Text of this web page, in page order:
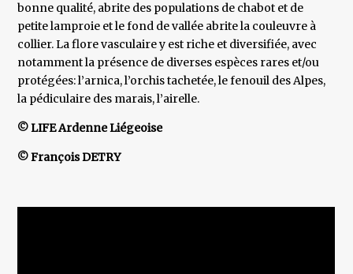
bonne qualité, abrite des populations de chabot et de
petite lamproie et le fond de vallée abrite la couleuvre à
collier. La flore vasculaire y est riche et diversifiée, avec
notamment la présence de diverses espèces rares et/ou
protégées: l’arnica, l’orchis tachetée, le fenouil des Alpes,
la pédiculaire des marais, l’airelle.
© LIFE Ardenne Liégeoise
© François DETRY